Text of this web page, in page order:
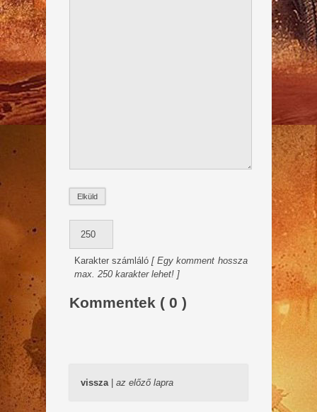
Karakter számláló [ Egy komment hossza
max. 250 karakter lehet! ]
Kommentek ( 0 )
vissza| az előző lapra